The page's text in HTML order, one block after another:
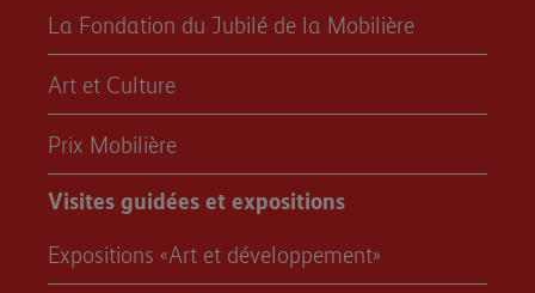
La Fondation du Jubilé de la Mobilière
Art et Culture
Prix Mobilière
Visites guidées et expositions
Expositions «Art et développement»